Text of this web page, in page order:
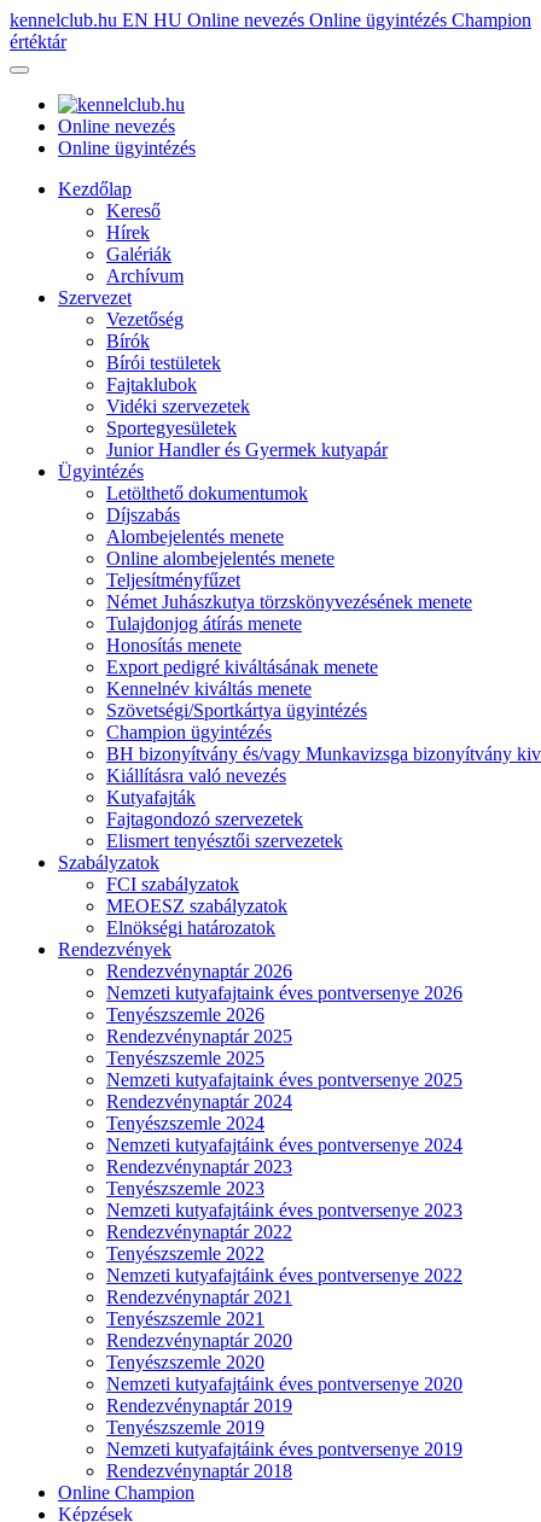
kennelclub.hu EN HU Online nevezés Online ügyintézés Champion
értéktár
Online nevezés
Online ügyintézés
Kezdőlap
Kereső
Hírek
Galériák
Archívum
Szervezet
Vezetőség
Bírók
Bírói testületek
Fajtaklubok
Vidéki szervezetek
Sportegyesületek
Junior Handler és Gyermek kutyapár
Ügyintézés
Letölthető dokumentumok
Díjszabás
Alombejelentés menete
Online alombejelentés menete
Teljesítményfűzet
Német Juhászkutya törzskönyvezésének menete
Tulajdonjog átírás menete
Honosítás menete
Export pedigré kiváltásának menete
Kennelnév kiváltás menete
Szövetségi/Sportkártya ügyintézés
Champion ügyintézés
BH bizonyítvány és/vagy Munkavizsga bizonyítvány
Kiállításra való nevezés
Kutyafajták
Fajtagondozó szervezetek
Elismert tenyésztői szervezetek
Szabályzatok
FCI szabályzatok
MEOESZ szabályzatok
Elnökségi határozatok
Rendezvények
Rendezvénynaptár 2026
Nemzeti kutyafajtaink éves pontversenye 2026
Tenyészszemle 2026
Rendezvénynaptár 2025
Tenyészszemle 2025
Nemzeti kutyafajtaink éves pontversenye 2025
Rendezvénynaptár 2024
Tenyészszemle 2024
Nemzeti kutyafajtáink éves pontversenye 2024
Rendezvénynaptár 2023
Tenyészszemle 2023
Nemzeti kutyafajtáink éves pontversenye 2023
Rendezvénynaptár 2022
Tenyészszemle 2022
Nemzeti kutyafajtáink éves pontversenye 2022
Rendezvénynaptár 2021
Tenyészszemle 2021
Rendezvénynaptár 2020
Tenyészszemle 2020
Nemzeti kutyafajtáink éves pontversenye 2020
Rendezvénynaptár 2019
Tenyészszemle 2019
Nemzeti kutyafajtáink éves pontversenye 2019
Rendezvénynaptár 2018
Online Champion
Képzések